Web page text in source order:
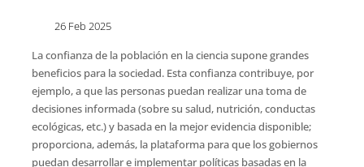
26 Feb 2025
La confianza de la población en la ciencia supone grandes
beneficios para la sociedad. Esta confianza contribuye, por
ejemplo, a que las personas puedan realizar una toma de
decisiones informada (sobre su salud, nutrición, conductas
ecológicas, etc.) y basada en la mejor evidencia disponible;
proporciona, además, la plataforma para que los gobiernos
puedan desarrollar e implementar políticas basadas en la